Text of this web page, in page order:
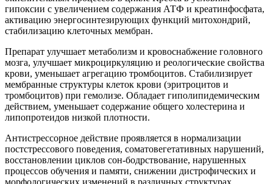
гипоксии с увеличением содержания АТФ и креатинфосфата,
активацию энергосинтезирующих функций митохондрий,
стабилизацию клеточных мембран.
Препарат улучшает метаболизм и кровоснабжение головного
мозга, улучшает микроциркуляцию и реологические свойства
крови, уменьшает агрегацию тромбоцитов. Стабилизирует
мембранные структуры клеток крови (эритроцитов и
тромбоцитов) при гемолизе. Обладает гиполипидемическим
действием, уменьшает содержание общего холестерина и
липопротеидов низкой плотности.
Антистрессорное действие проявляется в нормализации
постстрессового поведения, сомато­вегетативных нарушений,
восстановлении циклов сон-бодрствование, нарушенных
процессов обучения и памяти, снижении дистрофических и